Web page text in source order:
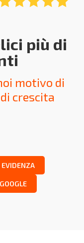
più di
motivo di
crescita
EVIDENZA